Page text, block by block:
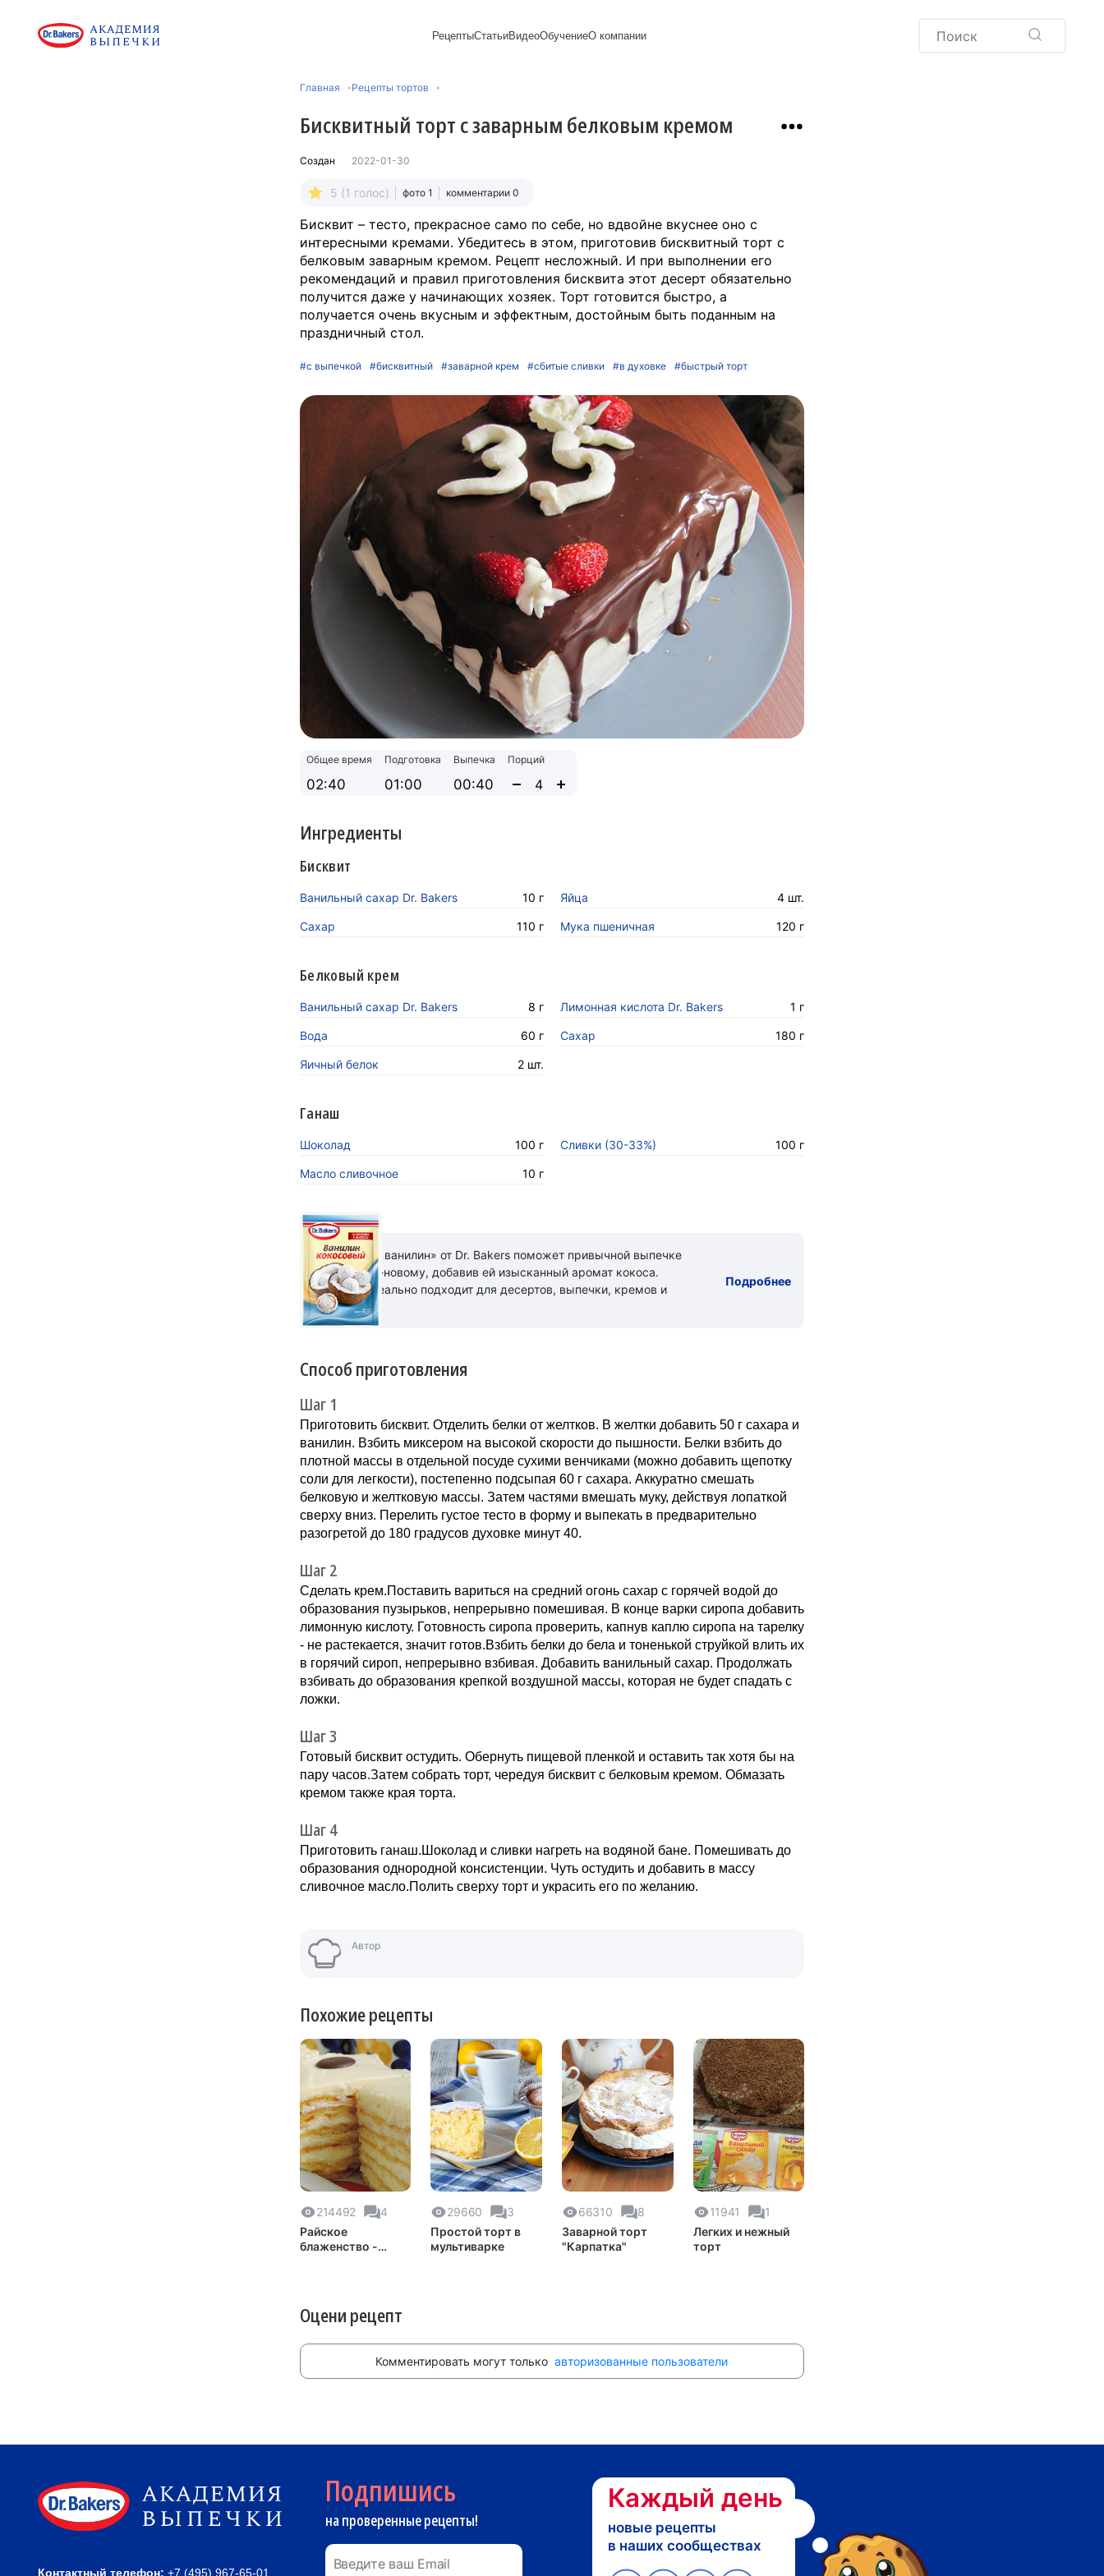
Рецепты
Пасхальная выпечка
Пряники
Запеканки
Варенья и соленья
Статьи
выпечка
закуски
ВидеоОбучениеО компании
Карьера
Главная Рецепты тортов
Бисквитный торт с заварным белковым кремом
Создан 2022-01-30
5 (1 голос) фото 1 комментарии 0
Бисквит – тесто, прекрасное само по себе, но вдвойне вкуснее оно с
интересными кремами. Убедитесь в этом, приготовив бисквитный торт с
белковым заварным кремом. Рецепт несложный. И при выполнении его
рекомендаций и правил приготовления бисквита этот десерт обязательно
получится даже у начинающих хозяек. Торт готовится быстро, а
получается очень вкусным и эффектным, достойным быть поданным на
праздничный стол.
#с выпечкой #бисквитный #заварной крем #сбитые сливки #в духовке #быстрый торт
Общее время
02:40
Подготовка
01:00
Выпечка
00:40
Порций
Ингредиенты
Бисквит
Ванильный сахар Dr. Bakers 10 г Яйца 4 шт.
Сахар 110 г Мука пшеничная 120 г
Белковый крем
Ванильный сахар Dr. Bakers 8 г Лимонная кислота Dr. Bakers 1 г
Вода 60 г Сахар 180 г
Яичный белок 2 шт.
Ганаш
Шоколад 100 г Сливки (30-33%) 100 г
Масло сливочное 10 г
«Кокосовый ванилин» от Dr. Bakers поможет привычной выпечке
заиграть по-новому, добавив ей изысканный аромат кокоса.
Новинка идеально подходит для десертов, выпечки, кремов и
напитков.
Подробнее
Способ приготовления
Шаг 1
Приготовить бисквит. Отделить белки от желтков. В желтки добавить 50 г сахара и
ванилин. Взбить миксером на высокой скорости до пышности. Белки взбить до
плотной массы в отдельной посуде сухими венчиками (можно добавить щепотку
соли для легкости), постепенно подсыпая 60 г сахара. Аккуратно смешать
белковую и желтковую массы. Затем частями вмешать муку, действуя лопаткой
сверху вниз. Перелить густое тесто в форму и выпекать в предварительно
разогретой до 180 градусов духовке минут 40.
Шаг 2
Сделать крем.Поставить вариться на средний огонь сахар с горячей водой до
образования пузырьков, непрерывно помешивая. В конце варки сиропа добавить
лимонную кислоту. Готовность сиропа проверить, капнув каплю сиропа на тарелку
- не растекается, значит готов.Взбить белки до бела и тоненькой струйкой влить их
в горячий сироп, непрерывно взбивая. Добавить ванильный сахар. Продолжать
взбивать до образования крепкой воздушной массы, которая не будет спадать с
ложки.
Шаг 3
Готовый бисквит остудить. Обернуть пищевой пленкой и оставить так хотя бы на
пару часов.Затем собрать торт, чередуя бисквит с белковым кремом. Обмазать
кремом также края торта.
Шаг 4
Приготовить ганаш.Шоколад и сливки нагреть на водяной бане. Помешивать до
образования однородной консистенции. Чуть остудить и добавить в массу
сливочное масло.Полить сверху торт и украсить его по желанию.
Автор
Похожие рецепты
214492
4
Райское
блаженство -
29660
3
Простой торт в
мультиварке
66310
8
Заварной торт
"Карпатка"
11941
1
Легких и нежный
торт
Оцени рецепт
Комментировать могут толькоавторизованные пользователи
Контактный телефон: +7 (495) 967-65-01
Подпишись
на проверенные рецепты!
Каждый день
новые рецепты
в наших сообществах